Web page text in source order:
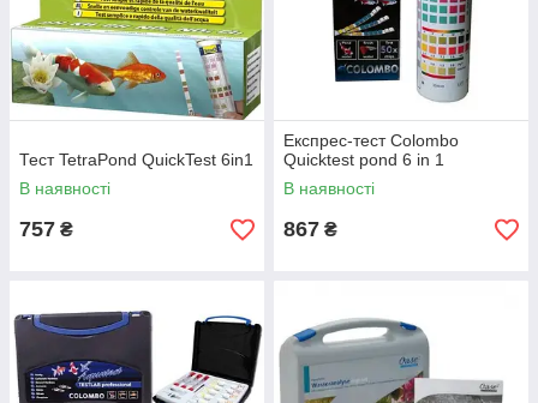
Тест TetraPond QuickTest 6in1
В наявності
757 ₴
Експрес-тест Colombo
Quicktest pond 6 in 1
В наявності
867 ₴